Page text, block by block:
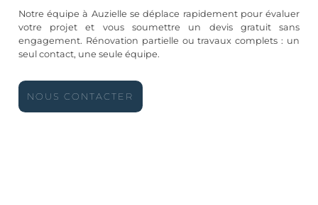
Notre équipe à Auzielle se déplace rapidement pour évaluer
votre projet et vous soumettre un devis gratuit sans
engagement. Rénovation partielle ou travaux complets : un
seul contact, une seule équipe.
NOUS CONTACTER